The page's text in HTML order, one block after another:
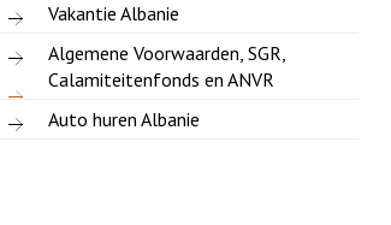
Vakantie Albanie
Algemene Voorwaarden, SGR,
Calamiteitenfonds en ANVR
Auto huren Albanie